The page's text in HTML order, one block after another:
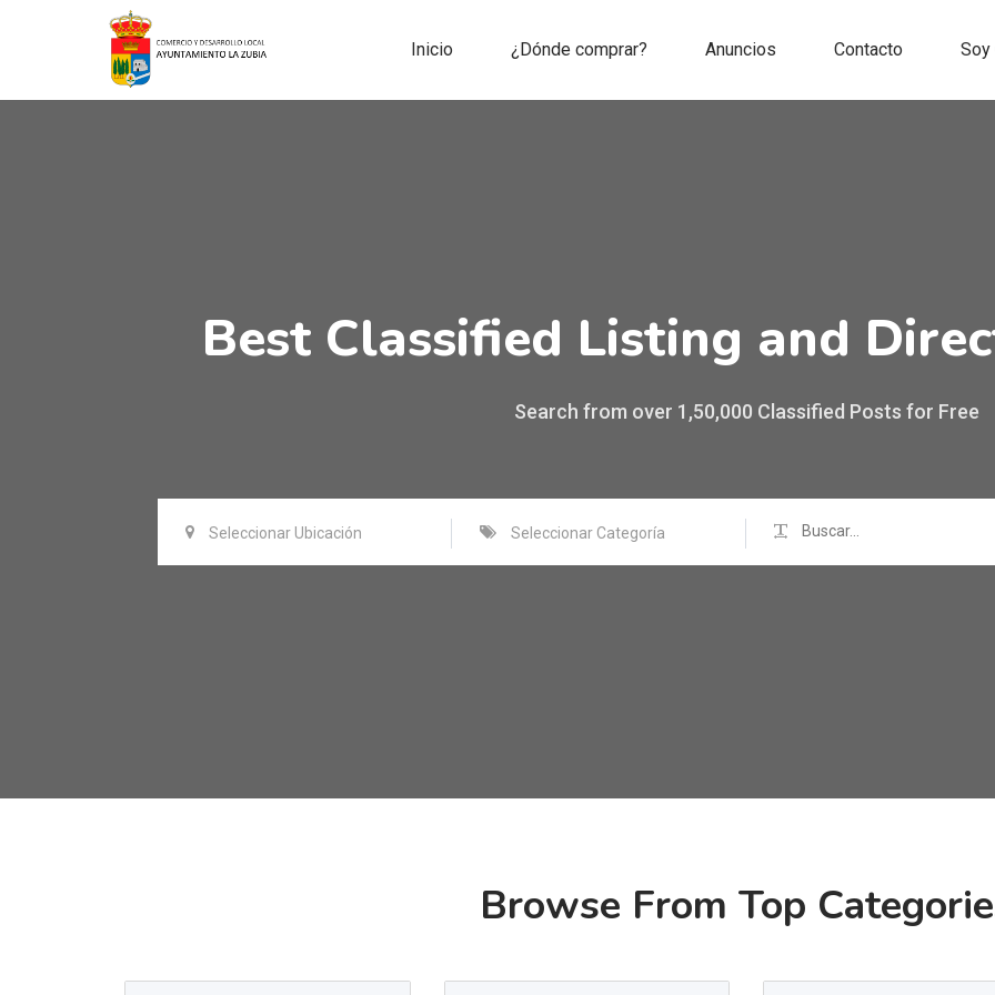
Inicio ¿Dónde comprar? Anuncios Contacto Soy
Best
Search from over 1,50,000 Classified Posts for Free
Seleccionar Ubicación Seleccionar Categoría
Browse From Top